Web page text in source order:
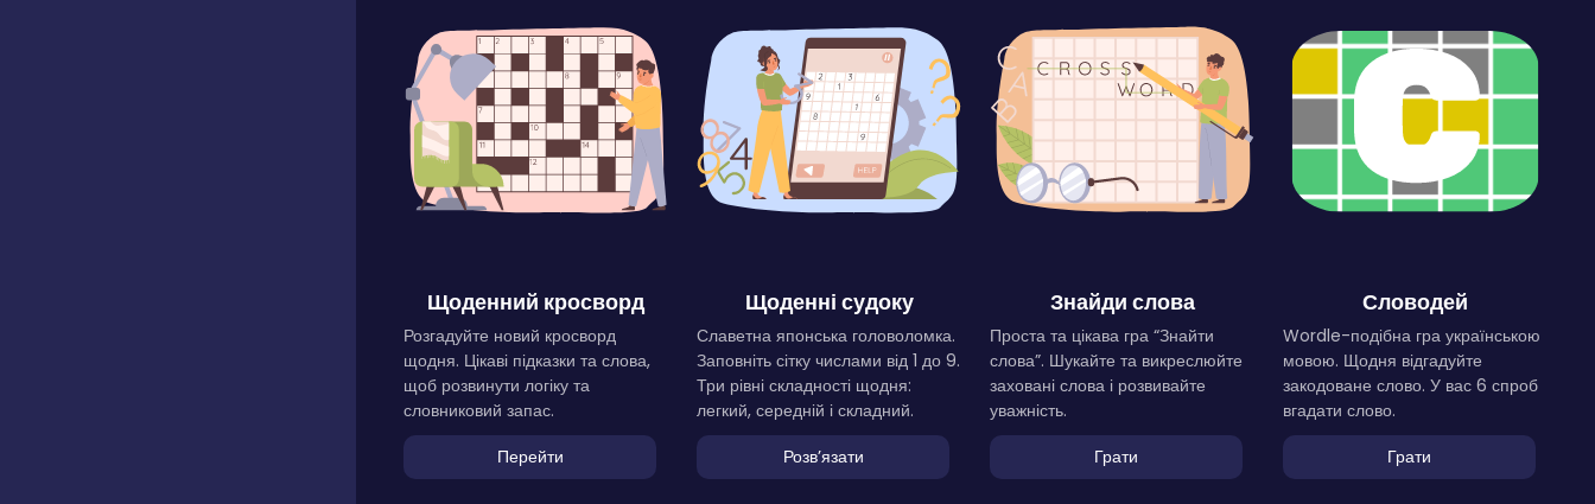
Щоденний кросворд
Розгадуйте новий кросворд
щодня. Цікаві підказки та слова,
щоб розвинути логіку та
словниковий запас.
Перейти
Щоденні судоку
Славетна японська головоломка.
Заповніть сітку числами від 1 до 9.
Три рівні складності щодня:
легкий, середній і складний.
Розвʼязати
Знайди слова
Проста та цікава гра “Знайти
слова”. Шукайте та викреслюйте
заховані слова і розвивайте
уважність.
Грати
Словодей
Wordle-подібна гра українською
мовою. Щодня відгадуйте
закодоване слово. У вас 6 спроб
вгадати слово.
Грати